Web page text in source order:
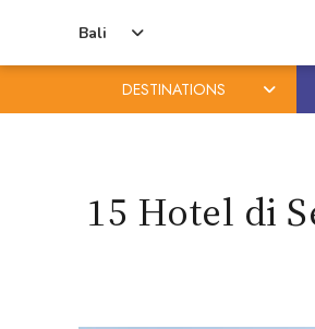
Bali
DESTINATIONS
15 Hotel di